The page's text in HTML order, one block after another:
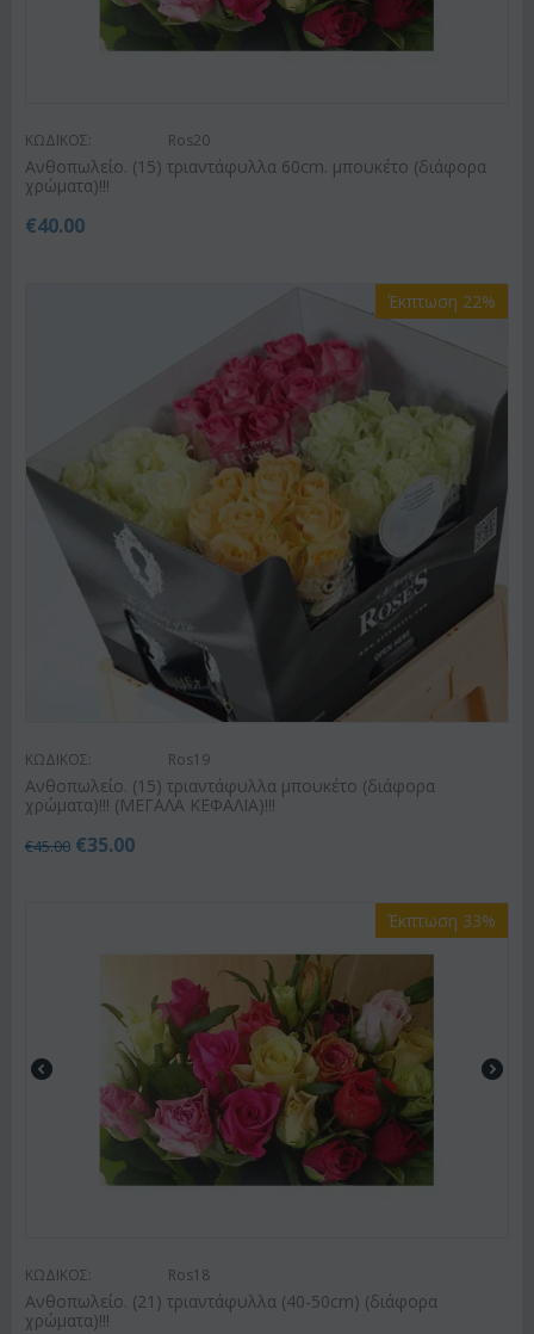
ΚΩΔΙΚΟΣ: Ros20
Ανθοπωλείο. (15) τριαντάφυλλα 60cm. μπουκέτο (διάφορα
χρώματα)!!!
€40.00
Έκπτωση 22%
ΚΩΔΙΚΟΣ: Ros19
Ανθοπωλείο. (15) τριαντάφυλλα μπουκέτο (διάφορα
χρώματα)!!! (ΜΕΓΑΛΑ ΚΕΦΑΛΙΑ)!!!
€45.00 €35.00
Έκπτωση 33%
ΚΩΔΙΚΟΣ: Ros18
Ανθοπωλείο. (21) τριαντάφυλλα (40-50cm) (διάφορα
χρώματα)!!!